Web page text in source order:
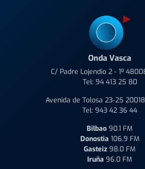
Onda Vasca
C/ Padre Lojendio 2 - 1º
Tel: 94 413 25 80
Avenida de Tolosa 23-25
Tel: 943 42 36 44
Bilbao 90.1 FM
Donostia 106.9 FM
Gasteiz 98.0 FM
Iruña 96.0 FM